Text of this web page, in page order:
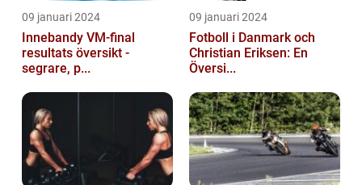
09 januari 2024
Innebandy VM-final
resultats översikt -
segrare, p...
09 januari 2024
Fotboll i Danmark och
Christian Eriksen: En
Översi...